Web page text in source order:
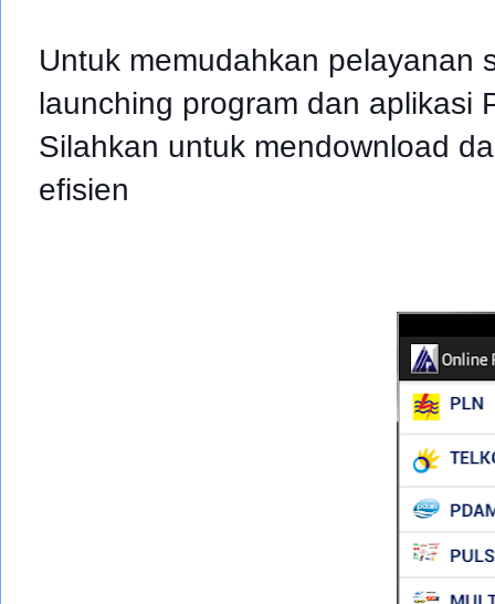
Untuk memudahkan pelayanan
launching program dan aplikasi
Silahkan untuk mendownload
efisien